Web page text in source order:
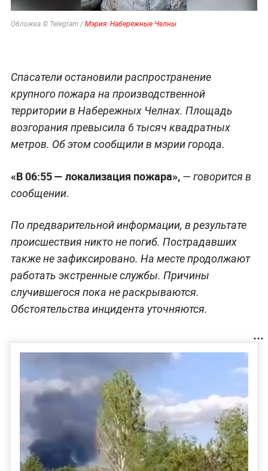
Обложка © Telegram / Мэрия. Набережные Челны
Спасатели остановили распространение
крупного пожара на производственной
территории в Набережных Челнах. Площадь
возгорания превысила 6 тысяч квадратных
метров. Об этом сообщили в мэрии города.
«В 06:55 — локализация пожара»,— говорится в
сообщении.
По предварительной информации, в результате
происшествия никто не погиб. Пострадавших
также не зафиксировано. На месте продолжают
работать экстренные службы. Причины
случившегося пока не раскрываются.
Обстоятельства инцидента уточняются.